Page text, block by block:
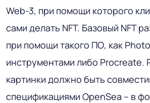
Web-3, при помощи которого
сами делать NFT. Базовый NFT
при помощи такого ПО, как
инструментами либо Procreate.
картинки должно быть
спецификациями OpenSea – в